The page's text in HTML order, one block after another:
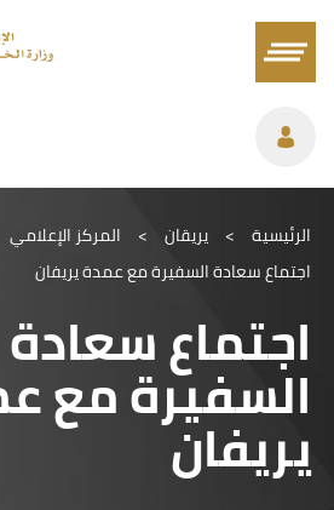
الرئيسية > يريقان > المركز الإعلامي
اجتماع سعادة السفيرة مع عمدة يريفان
اجتماع سعادة
السفيرة مع
يريفان